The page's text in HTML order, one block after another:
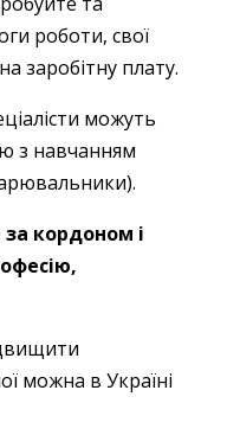
роботи, свої
заробітну плату.
можуть
з навчанням
кордоном і
можна в Україні